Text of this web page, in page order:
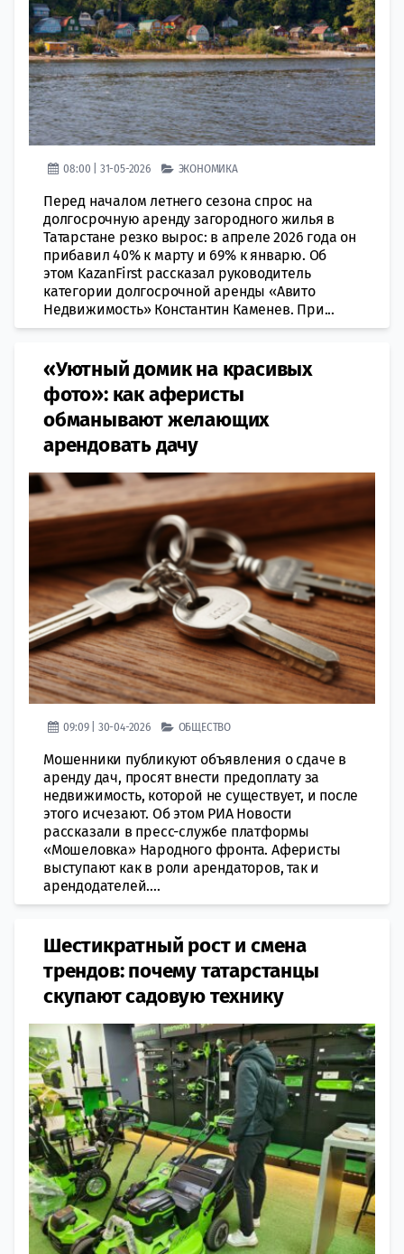
08:00 | 31-05-2026 ЭКОНОМИКА
Перед началом летнего сезона спрос на
долгосрочную аренду загородного жилья в
Татарстане резко вырос: в апреле 2026 года он
прибавил 40% к марту и 69% к январю. Об
этом KazanFirst рассказал руководитель
категории долгосрочной аренды «Авито
Недвижимость» Константин Каменев. При...
«Уютный домик на красивых
фото»: как аферисты
обманывают желающих
арендовать дачу
09:09 | 30-04-2026 ОБЩЕСТВО
Мошенники публикуют объявления о сдаче в
аренду дач, просят внести предоплату за
недвижимость, которой не существует, и после
этого исчезают. Об этом РИА Новости
рассказали в пресс-службе платформы
«Мошеловка» Народного фронта. Аферисты
выступают как в роли арендаторов, так и
арендодателей....
Шестикратный рост и смена
трендов: почему татарстанцы
скупают садовую технику